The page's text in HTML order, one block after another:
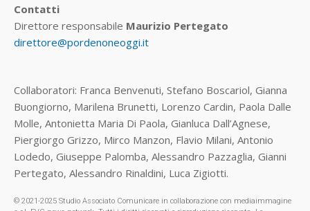
Contatti
Direttore responsabile Maurizio Pertegato
direttore@pordenoneoggi.it
Collaboratori: Franca Benvenuti, Stefano Boscariol, Gianna
Buongiorno, Marilena Brunetti, Lorenzo Cardin, Paola Dalle
Molle, Antonietta Maria Di Paola, Gianluca Dall’Agnese,
Piergiorgo Grizzo, Mirco Manzon, Flavio Milani, Antonio
Lodedo, Giuseppe Palomba, Alessandro Pazzaglia, Gianni
Pertegato, Alessandro Rinaldini, Luca Zigiotti.
© 2021-2025 Studio Associato Comunicare in collaborazione con mediaimmagine